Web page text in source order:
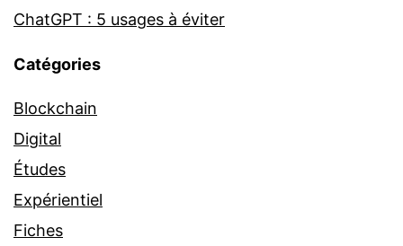
ChatGPT : 5 usages à éviter
Catégories
Blockchain
Digital
Études
Expérientiel
Fiches